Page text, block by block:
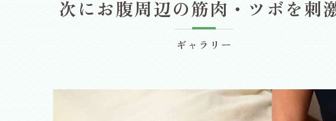
ギャラリー
次にお腹周辺の筋肉・ツボを刺